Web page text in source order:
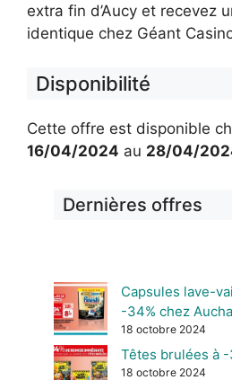
extra fin d’Aucy et recevez
identique chez Géant
Disponibilité
Cette offre est disponible
16/04/2024 au 28/04/
Dernières offres
Capsules lave-
-34% chez
18 octobre 2024
Têtes brulées à
18 octobre 2024